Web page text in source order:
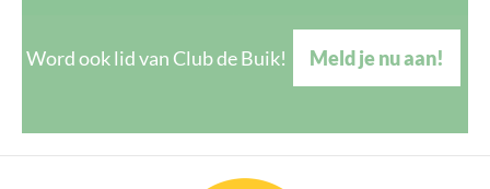
Word ook lid van Club de Buik! Meld je nu aan!